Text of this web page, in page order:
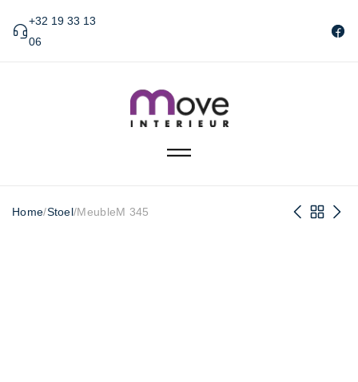
+32 19 33 13
06
Home/Stoel/MeubleM 345